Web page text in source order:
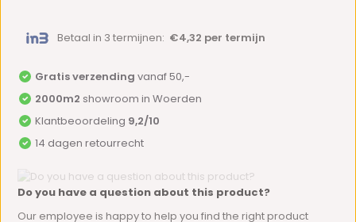
Betaal in 3 termijnen: €4,32 per termijn
Gratis verzending vanaf 50,-
2000m2 showroom in Woerden
Klantbeoordeling 9,2/10
14 dagen retourrecht
Do you have a question about this product?
Our employee is happy to help you find the right product